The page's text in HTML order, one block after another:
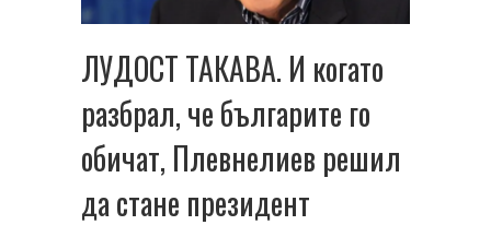
ЛУДОСТ ТАКАВА. И когато
разбрал, че българите го
обичат, Плевнелиев решил
да стане президент